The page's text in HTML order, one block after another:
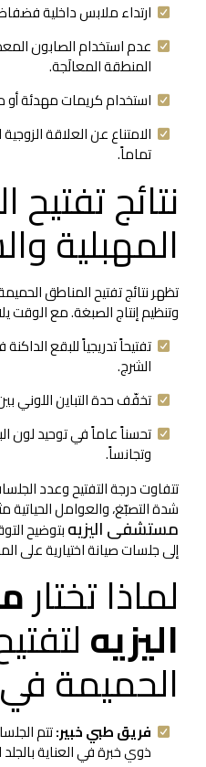
ارتداء ملابس داخلية فضفاضة
عدم استخدام الصابون المعطر
المنطقة المعالَجة.
استخدام كريمات مهدئة أو
الامتناع عن العلاقة الزوجية
تماماً.
نتائج تفتيح
المهبلية
تظهر نتائج تفتيح المناطق الحميمة
وتنظيم إنتاج الصبغة. مع الوقت
تفتيحاً تدريجياً للبقع الداكنة
الشرج.
تخفّف حدة التباين اللوني بين
تحسناً عاماً في توحيد لون
وتجانساً.
تتفاوت درجة التفتيح وعدد الجلسات
شدة التصبّغ، والعوامل الحياتية مثل
مستشفى اليزيهبتوضيح
إلى جلسات صيانة اختيارية على
لماذا تختار
اليزيه
الحميمة في
فريق طبي خبير:تتم الجلسات
ذوي خبرة في العناية بالجلد